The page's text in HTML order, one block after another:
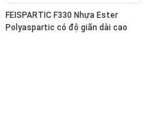
FEISPARTIC F330 Nhựa Ester
Polyaspartic có độ giãn dài cao